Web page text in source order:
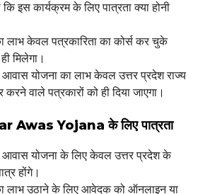
इस कार्यक्रम के लिए पात्रता क्या होनी
लाभ केवल पत्रकारिता का कोर्स कर चुके
मिलेगा।
आवास योजना का लाभ केवल उत्तर प्रदेश राज्य
वाले पत्रकारों को ही दिया जाएगा।
Awas Yojana के लिए पात्रता
आवास योजना के लिए केवल उत्तर प्रदेश के
होंगे।
लाभ उठाने के लिए आवेदक को ऑनलाइन या